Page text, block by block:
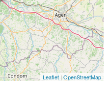
Leaflet |OpenStreetMap